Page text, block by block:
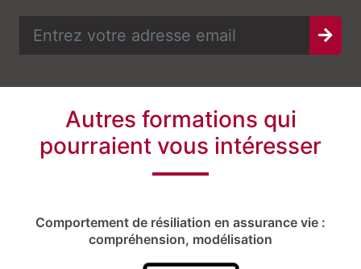
Autres formations qui
pourraient vous intéresser
Comportement de résiliation en assurance vie :
compréhension, modélisation